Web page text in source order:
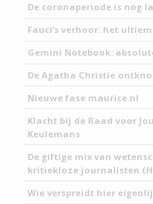
De coronaperiode is nog
Fauci’s verhoor: het
Gemini Notebook:
De Agatha Christie
Nieuwe fase maurice.nl
Klacht bij de Raad voor
Keulemans
De giftige mix van
kritiekloze journalisten
Wie verspreidt hier